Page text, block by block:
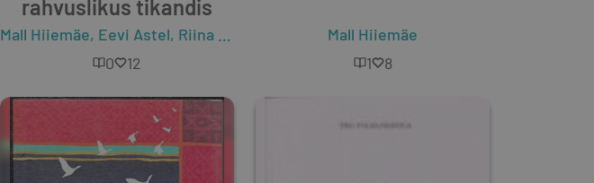
rahvuslikus tikandis
Mall Hiiemäe, Eevi Astel, Riina Reinvelt
Agnes Aljas
0
12
Mall Hiiemäe
1
8